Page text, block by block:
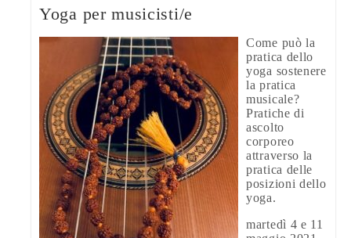
Yoga per musicisti/e
Come può la
pratica dello
yoga sostenere
la pratica
musicale?
Pratiche di
ascolto
corporeo
attraverso la
pratica delle
posizioni dello
yoga.
martedì 4 e 11